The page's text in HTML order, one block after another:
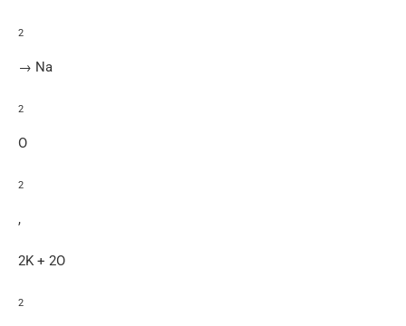
2
→ Na
2
O
2
,
2K + 2O
2